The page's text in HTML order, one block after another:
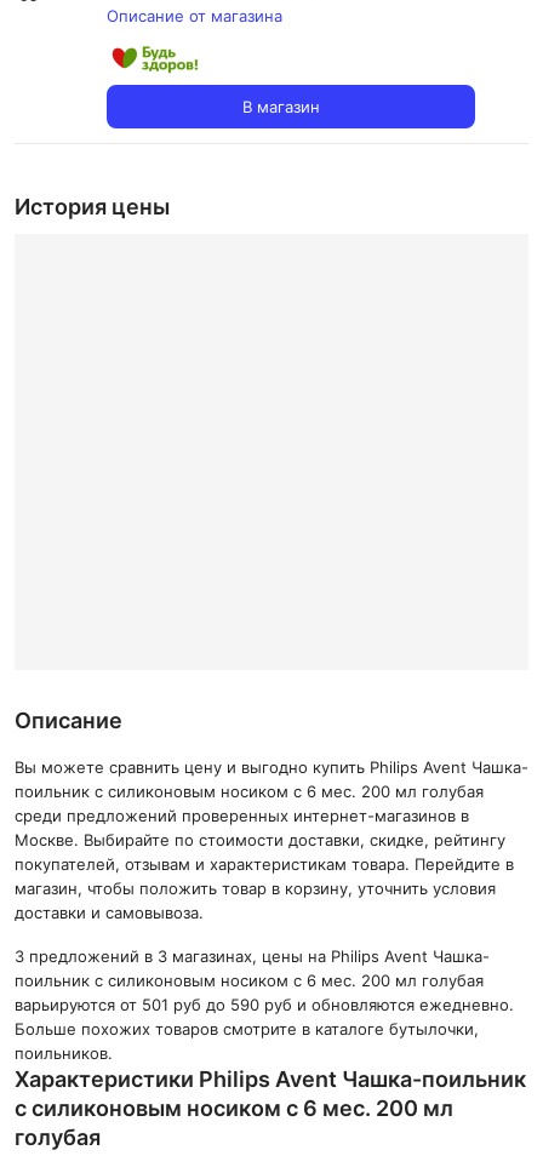
Описание от магазина
В магазин
История цены
Описание
Вы можете сравнить цену и выгодно купить Philips Avent Чашка-
поильник с силиконовым носиком с 6 мес. 200 мл голубая
среди предложений проверенных интернет-магазинов в
Москве. Выбирайте по стоимости доставки, скидке, рейтингу
покупателей, отзывам и характеристикам товара. Перейдите в
магазин, чтобы положить товар в корзину, уточнить условия
доставки и самовывоза.
3 предложений в 3 магазинах, цены на Philips Avent Чашка-
поильник с силиконовым носиком с 6 мес. 200 мл голубая
варьируются от 501 руб до 590 руб и обновляются ежедневно.
Больше похожих товаров смотрите в каталоге бутылочки,
поильников.
Характеристики Philips Avent Чашка-поильник
с силиконовым носиком с 6 мес. 200 мл
голубая